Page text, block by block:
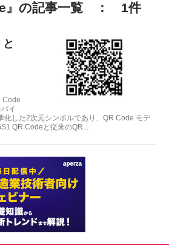
』の記事一覧 ： 1件
Code
イ
化した2次元シンボルであり、QR Code モデ
QR Codeと従来のQR...